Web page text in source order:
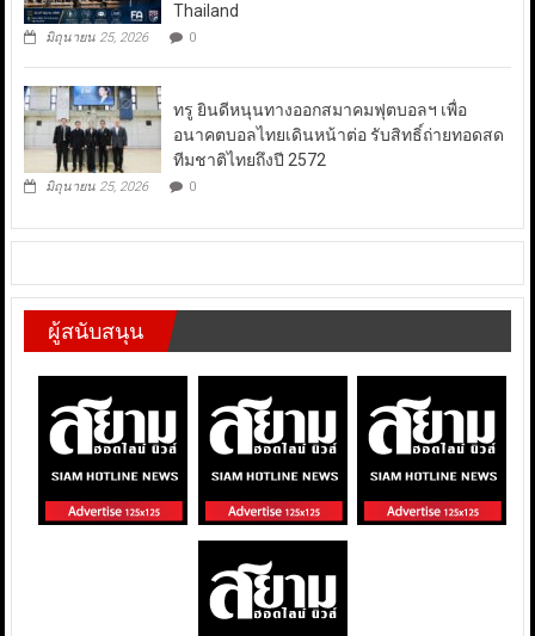
Thailand
มิถุนายน 25, 2026 0
ทรู ยินดีหนุนทางออกสมาคมฟุตบอลฯ เพื่อ
อนาคตบอลไทยเดินหน้าต่อ รับสิทธิ์ถ่ายทอดสด
ทีมชาติไทยถึงปี 2572
มิถุนายน 25, 2026 0
ผู้สนับสนุน